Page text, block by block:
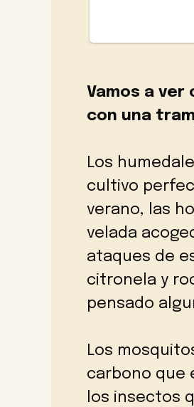
Vamos a
con una
Los
cultivo
verano, las
velada
ataques de
citronela y
pensado
Los
carbono que
los insectos